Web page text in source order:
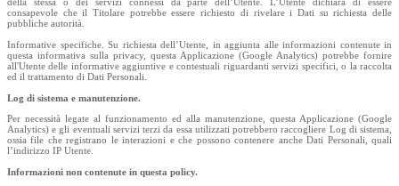
della stessa o dei servizi connessi da parte dell’Utente. L’Utente dichiara di essere
consapevole che il Titolare potrebbe essere richiesto di rivelare i Dati su richiesta delle
pubbliche autorità.
Informative specifiche. Su richiesta dell’Utente, in aggiunta alle informazioni contenute in
questa informativa sulla privacy, questa Applicazione (Google Analytics) potrebbe fornire
all'Utente delle informative aggiuntive e contestuali riguardanti servizi specifici, o la raccolta
ed il trattamento di Dati Personali.
Log di sistema e manutenzione.
Per necessità legate al funzionamento ed alla manutenzione, questa Applicazione (Google
Analytics) e gli eventuali servizi terzi da essa utilizzati potrebbero raccogliere Log di sistema,
ossia file che registrano le interazioni e che possono contenere anche Dati Personali, quali
l’indirizzo IP Utente.
Informazioni non contenute in questa policy.